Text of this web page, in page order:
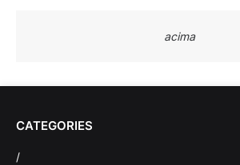
acima
CATEGORIES
/